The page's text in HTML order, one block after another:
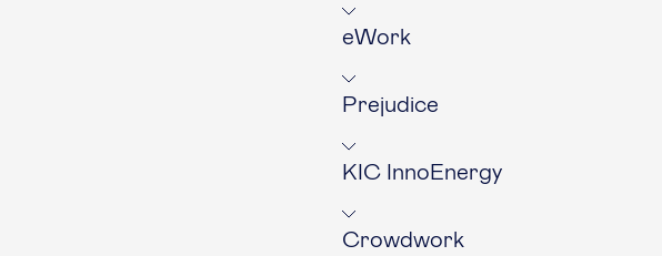
eWork
Prejudice
KIC InnoEnergy
Crowdwork